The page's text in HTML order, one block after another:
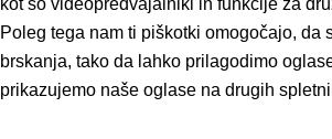
kot so videopredvajalniki in funkcije za
Poleg tega nam ti piškotki omogočajo, da
brskanja, tako da lahko prilagodimo
prikazujemo naše oglase na drugih